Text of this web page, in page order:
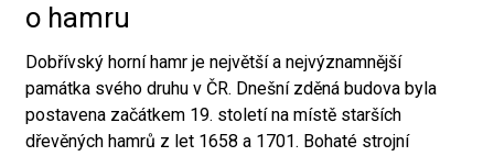
o hamru
Dobřívský horní hamr je největší a nejvýznamnější
památka svého druhu v ČR. Dnešní zděná budova byla
postavena začátkem 19. století na místě starších
dřevěných hamrů z let 1658 a 1701. Bohaté strojní